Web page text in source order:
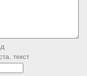
текст